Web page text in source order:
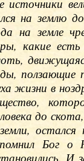
на землю
на земле
какие
ползающие
жизни в
до
Бог
И